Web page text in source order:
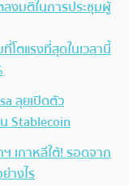
งมติในการประชุมผู้
โตแรงที่สุดในเวลานี้
ลุยเปิดตัว
Stablecoin
เกาหลีใต้! รอดจาก
างไร